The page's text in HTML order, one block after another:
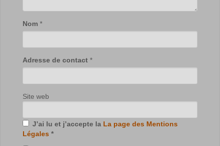
Nom *
Adresse de contact *
Site web
J’ai lu et j’accepte la La page des Mentions
Légales *